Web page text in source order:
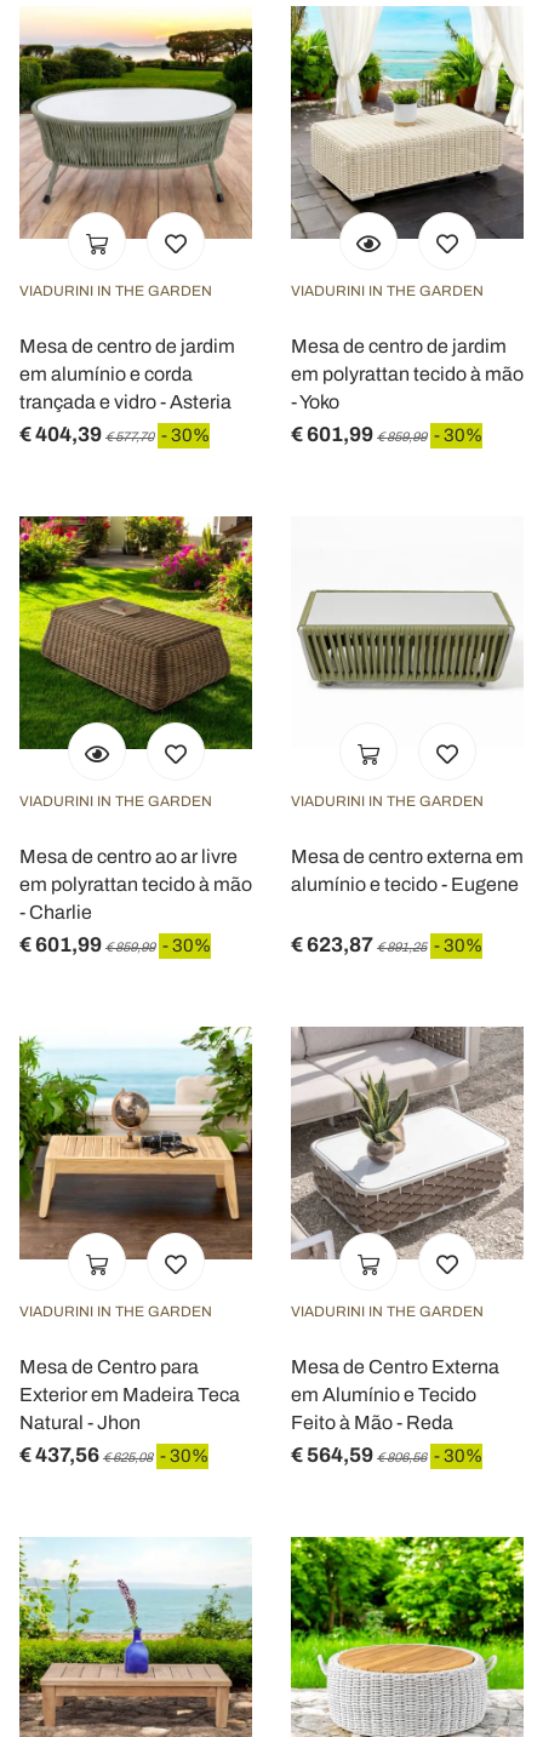
VIADURINI IN THE GARDEN
Mesa de centro de jardim
em alumínio e corda
trançada e vidro - Asteria
€ 404,39 € 577,70 - 30%
VIADURINI IN THE GARDEN
Mesa de centro de jardim
em polyrattan tecido à mão
- Yoko
€ 601,99 € 859,99 - 30%
VIADURINI IN THE GARDEN
Mesa de centro ao ar livre
em polyrattan tecido à mão
- Charlie
€ 601,99 € 859,99 - 30%
VIADURINI IN THE GARDEN
Mesa de centro externa em
alumínio e tecido - Eugene
€ 623,87 € 891,25 - 30%
VIADURINI IN THE GARDEN
Mesa de Centro para
Exterior em Madeira Teca
Natural - Jhon
€ 437,56 € 625,08 - 30%
VIADURINI IN THE GARDEN
Mesa de Centro Externa
em Alumínio e Tecido
Feito à Mão - Reda
€ 564,59 € 806,56 - 30%